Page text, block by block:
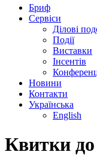
Бриф
Сервіси
Ділові
Події
Виставки
Інсентів
Новини
Контакти
Українська
English
Квитки до